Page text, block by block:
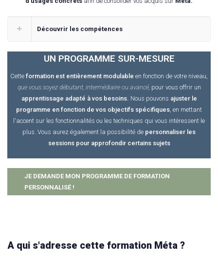
Découvrir les compétences
UN PROGRAMME SUR-MESURE
Cette formation est entièrement modulable en fonction de votre niveau,
que vous soyez débutant, intermédiaire ou avancé, pour vous offrir un
apprentissage adapté à vos besoins. Nous pouvons ajuster le
programme en fonction de vos objectifs spécifiques, en mettant
l'accent sur les fonctionnalités ou les techniques qui vous intéressent le
plus. Vous aurez également la possibilité de personnaliser les
sessions pour approfondir certains sujets
JE DEMANDE MON PROGRAMME DE FORMATION
PERSONNALISÉ !
A qui s'adresse cette formation Méta ?